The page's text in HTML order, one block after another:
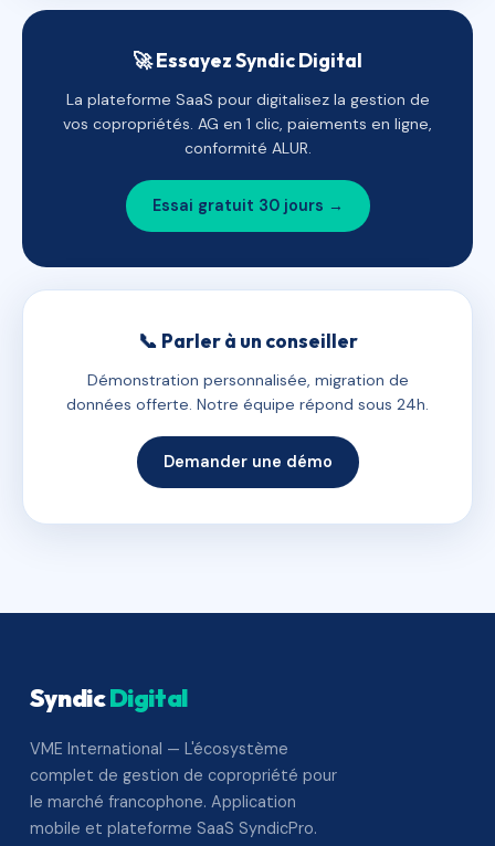
🚀 Essayez Syndic Digital
La plateforme SaaS pour digitalisez la gestion de
vos copropriétés. AG en 1 clic, paiements en ligne,
conformité ALUR.
Essai gratuit 30 jours →
📞 Parler à un conseiller
Démonstration personnalisée, migration de
données offerte. Notre équipe répond sous 24h.
Demander une démo
SyndicDigital
VME International — L'écosystème
complet de gestion de copropriété pour
le marché francophone. Application
mobile et plateforme SaaS SyndicPro.